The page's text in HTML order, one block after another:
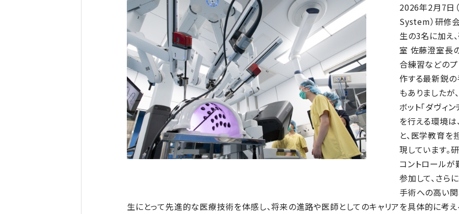
2026年2月7日
System）研修
生の3名に加え
室 佐藤澄室長の
合練習などの
作する最新鋭
もありましたが
ボット「ダヴィ
を行える環境
と、医学教育
現しています。
コントロールが
参加して、さら
手術への高い
生にとって先進的な医療技術を体感し、将来の進路や医師としてのキャリアを具体的に考